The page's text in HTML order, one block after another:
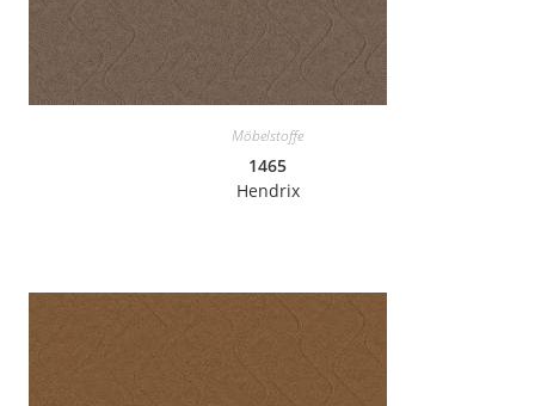
Möbelstoffe
1465
Hendrix